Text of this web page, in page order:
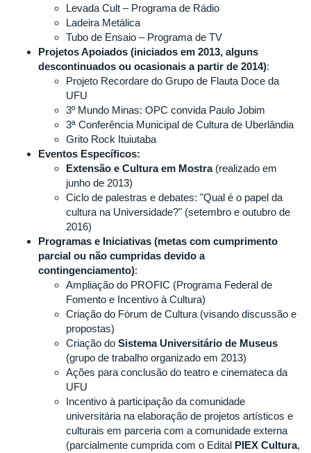
Levada Cult – Programa de Rádio
Ladeira Metálica
Tubo de Ensaio – Programa de TV
Projetos Apoiados (iniciados em 2013, alguns
descontinuados ou ocasionais a partir de 2014):
Projeto Recordare do Grupo de Flauta Doce da
UFU
3º Mundo Minas: OPC convida Paulo Jobim
3ª Conferência Municipal de Cultura de Uberlândia
Grito Rock Ituiutaba
Eventos Específicos:
Extensão e Cultura em Mostra(realizado em
junho de 2013)
Ciclo de palestras e debates: "Qual é o papel da
cultura na Universidade?" (setembro e outubro de
2016)
Programas e Iniciativas (metas com cumprimento
parcial ou não cumpridas devido a
contingenciamento):
Ampliação do PROFIC (Programa Federal de
Fomento e Incentivo à Cultura)
Criação do Fórum de Cultura (visando discussão e
propostas)
Criação do Sistema Universitário de Museus
(grupo de trabalho organizado em 2013)
Ações para conclusão do teatro e cinemateca da
UFU
Incentivo à participação da comunidade
universitária na elaboração de projetos artísticos e
culturais em parceria com a comunidade externa
(parcialmente cumprida com o Edital PIEX Cultura,